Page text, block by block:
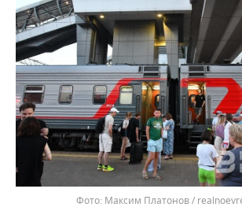
Максим Платонов /